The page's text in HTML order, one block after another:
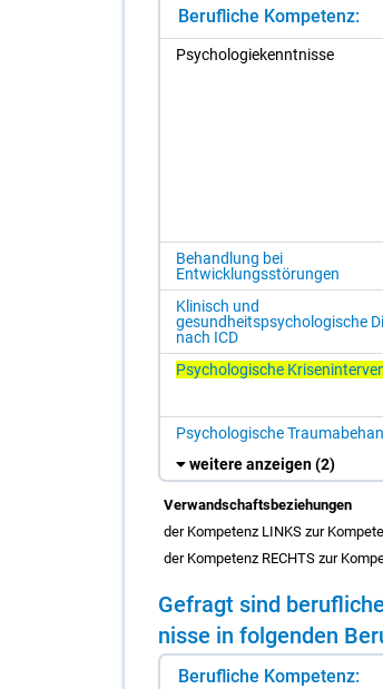
Berufliche Kompetenz:
Psy­cho­lo­gie­kennt­nis­se
Behandlung bei
Entwicklungsstörungen
Klinisch und
gesundheitspsychologische
nach ICD
Psychologische
Psychologische
weitere anzeigen(2)
Verwandschaftsbeziehungen
der Kompetenz LINKS zur
der Kompetenz RECHTS zur
Ge­fragt sind
nis­se in fol­gen­den
Berufliche Kompetenz: